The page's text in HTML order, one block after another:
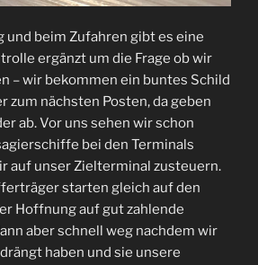
und beim Zufahren gibt es eine
ergänzt um die Frage ob wir
– wir bekommen ein buntes Schild
zum nächsten Posten, da geben
ab. Vor uns sehen wir schon
bei den Terminals
auf unser Zielterminal zusteuern.
starten gleich auf den
Hoffnung auf gut zahlende
aber schnell weg nachdem wir
haben und sie unsere